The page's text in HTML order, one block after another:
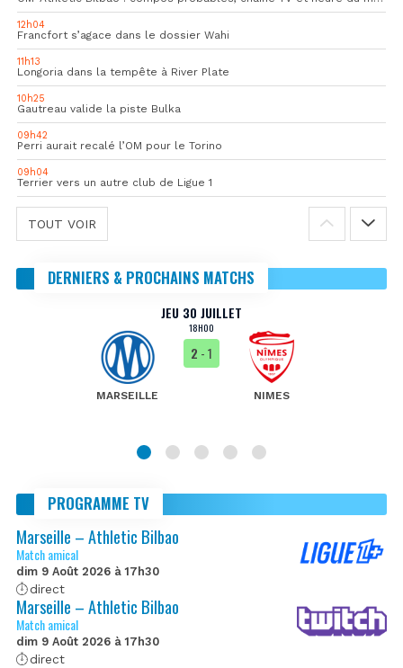
12h04
Francfort s’agace dans le dossier Wahi
11h13
Longoria dans la tempête à River Plate
10h25
Gautreau valide la piste Bulka
09h42
Perri aurait recalé l’OM pour le Torino
09h04
Terrier vers un autre club de Ligue 1
TOUT VOIR
DERNIERS & PROCHAINS MATCHS
JEU 30 JUILLET
18H00
MARSEILLE
2 - 1
NIMES
PROGRAMME TV
Marseille – Athletic Bilbao
Match amical
dim 9 Août 2026 à 17h30
direct
Marseille – Athletic Bilbao
Match amical
dim 9 Août 2026 à 17h30
direct